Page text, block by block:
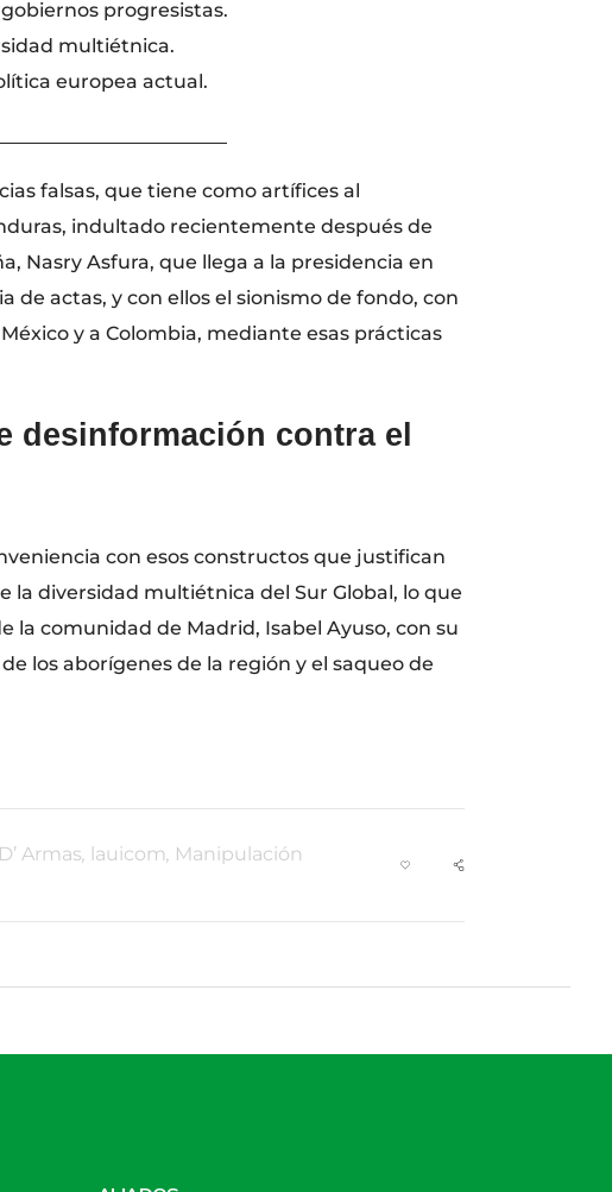
progresistas.
multiétnica.
europea actual.
falsas, que tiene como artífices al
indultado recientemente después de
Nasry Asfura, que llega a la presidencia en
actas, y con ellos el sionismo de fondo, con
y a Colombia, mediante esas prácticas
desinformación contra el
con esos constructos que justifican
la diversidad multiétnica del Sur Global, lo que
la comunidad de Madrid, Isabel Ayuso, con su
los aborígenes de la región y el saqueo de
Armas, lauicom, Manipulación